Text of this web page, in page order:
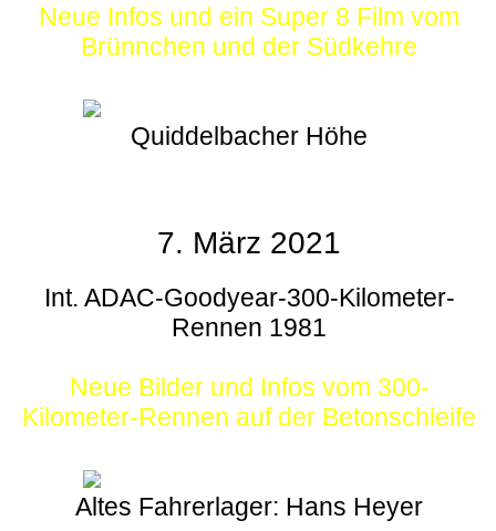
Neue Infos und ein Super 8 Film vom
Brünnchen und der Südkehre
Quiddelbacher Höhe
7. März 2021
Int. ADAC-Goodyear-300-Kilometer-
Rennen 1981
Neue Bilder und Infos vom 300-
Kilometer-Rennen auf der Betonschleife
Altes Fahrerlager: Hans Heyer